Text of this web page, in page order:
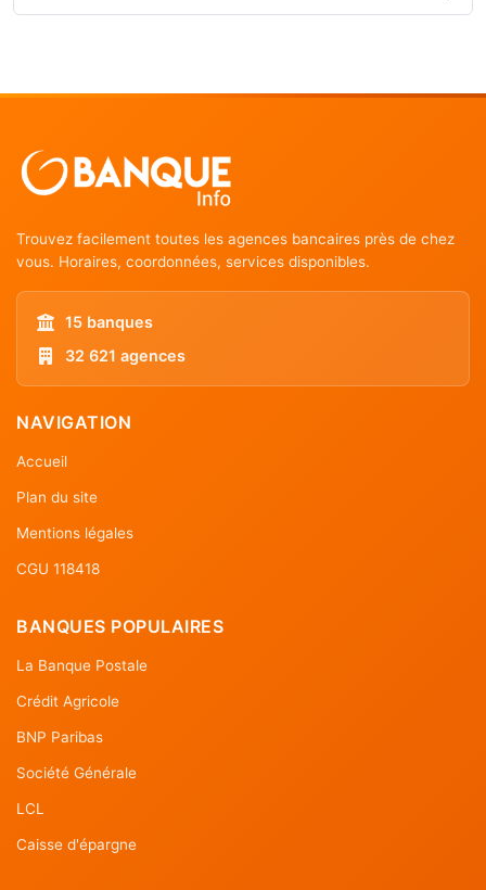
Trouvez facilement toutes les agences bancaires près de chez
vous. Horaires, coordonnées, services disponibles.
15 banques
32 621 agences
NAVIGATION
Accueil
Plan du site
Mentions légales
CGU 118418
BANQUES POPULAIRES
La Banque Postale
Crédit Agricole
BNP Paribas
Société Générale
LCL
Caisse d'épargne